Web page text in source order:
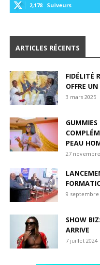
2,178 Suiveurs
ARTICLES RÉCENTS
FIDÉLITÉ
OFFRE
3 mars 2025
PEAU
27
9 septembre
SHOW
ARRIVE
7 juillet 2024